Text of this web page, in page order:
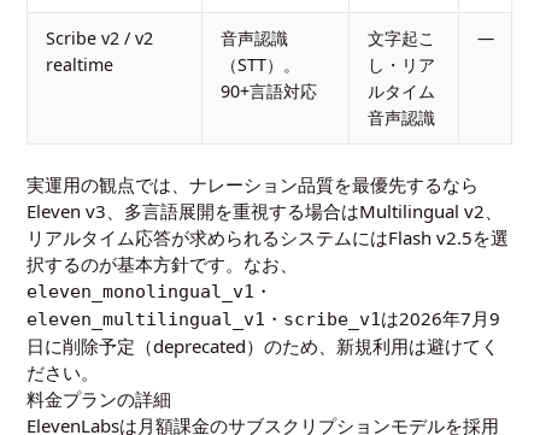
Scribe v2 / v2
realtime
音声認識
（STT）。
90+言語対応
文字起こ
し・リア
ルタイム
音声認識
—
実運用の観点では、ナレーション品質を最優先するなら
Eleven v3、多言語展開を重視する場合はMultilingual v2、
リアルタイム応答が求められるシステムにはFlash v2.5を選
択するのが基本方針です。なお、
eleven_monolingual_v1 ・
eleven_multilingual_v1 ・ scribe_v1 は2026年7月9
日に削除予定（deprecated）のため、新規利用は避けてく
ださい。
料金プランの詳細
ElevenLabsは月額課金のサブスクリプションモデルを採用